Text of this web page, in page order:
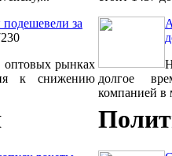
за
оптовых рынках
к снижению долгое
компанией в